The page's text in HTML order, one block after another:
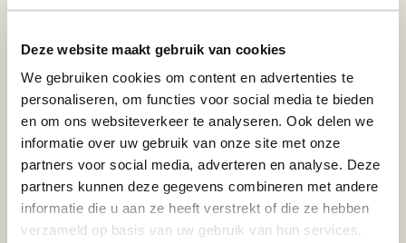
Deze website maakt gebruik van cookies
We gebruiken cookies om content en advertenties te
personaliseren, om functies voor social media te bieden
en om ons websiteverkeer te analyseren. Ook delen we
informatie over uw gebruik van onze site met onze
partners voor social media, adverteren en analyse. Deze
partners kunnen deze gegevens combineren met andere
informatie die u aan ze heeft verstrekt of die ze hebben
verzameld op basis van uw gebruik van hun services.
VELVET DECO PANEL MET BAKLIJST:
Breng warmte en elegantie in uw
interieur met een velvet deco panel.
Deze bijzondere wanddecoratie
onderscheidt zich door de zachte,
fluweelachtige toplaag die zorgt voor een
luxe uitstraling en een subtiele glans. De